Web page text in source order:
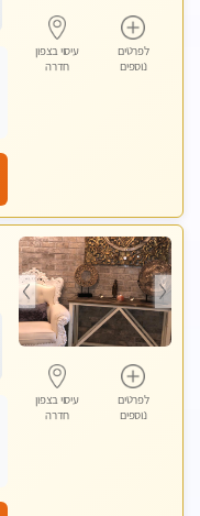
לפרטים
נוספים
עיסוי בצפון
חדרה
לפרטים
נוספים
עיסוי בצפון
חדרה